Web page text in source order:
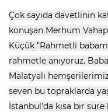
Çok sayıda davetlinin
konuşan Merhum
Küçük "Rahmetli
rahmetle anıyoruz.
Malatyalı
seven bu topraklarda
İstanbul'da kısa bir